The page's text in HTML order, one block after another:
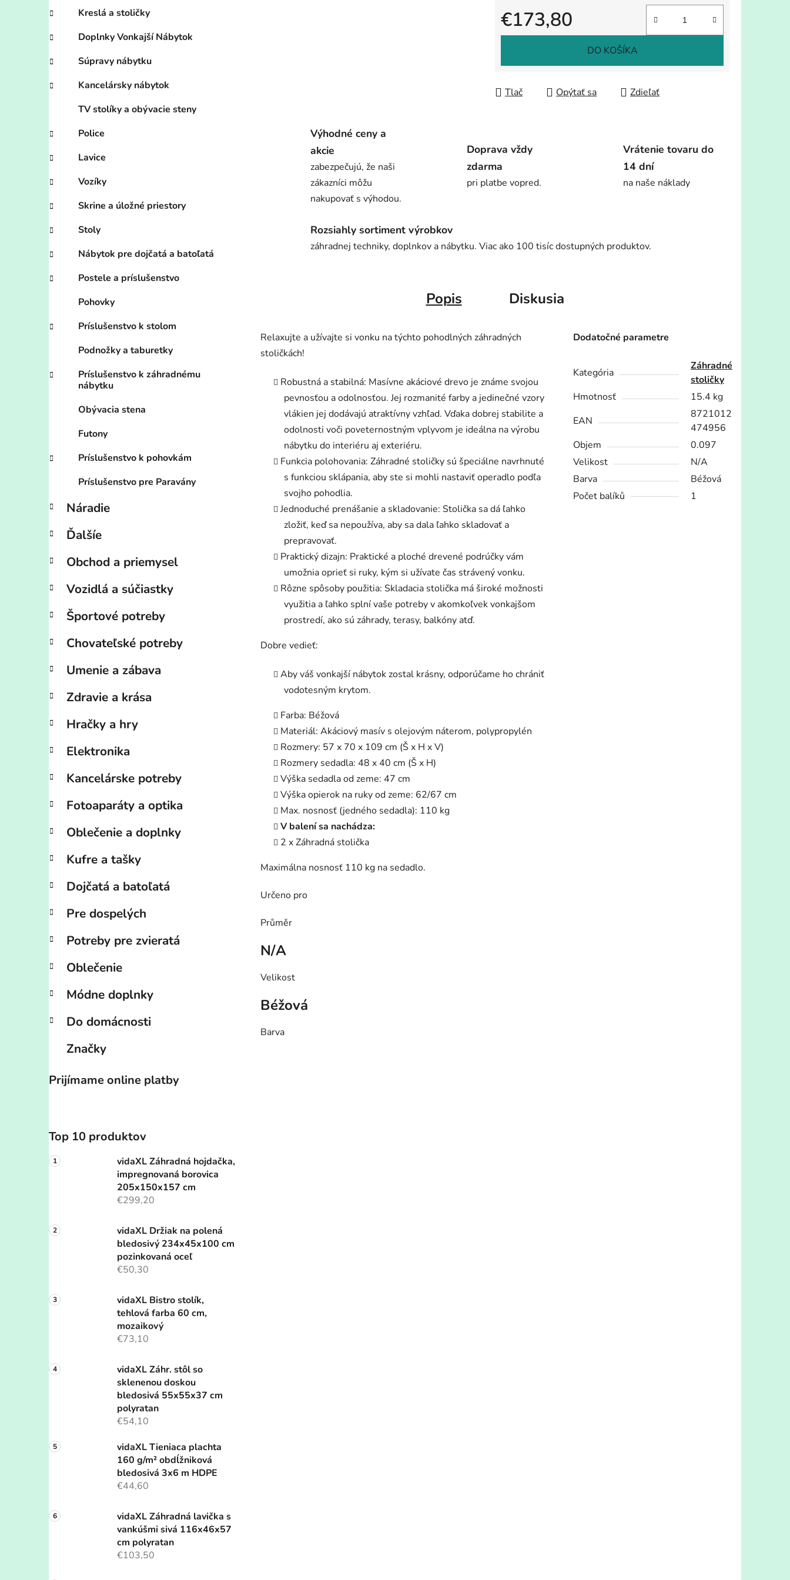
Kreslá a stoličky
Doplnky Vonkajší Nábytok
Súpravy nábytku
Kancelársky nábytok
TV stolíky a obývacie steny
Police
Lavice
Vozíky
Skrine a úložné priestory
Stoly
Nábytok pre dojčatá a batoľatá
Postele a príslušenstvo
Pohovky
Príslušenstvo k stolom
Podnožky a taburetky
Príslušenstvo k záhradnému
nábytku
Obývacia stena
Futony
Príslušenstvo k pohovkám
Príslušenstvo pre Paravány
Náradie
Ďalšíe
Obchod a priemysel
Vozidlá a súčiastky
Športové potreby
Chovateľské potreby
Umenie a zábava
Zdravie a krása
Hračky a hry
Elektronika
Kancelárske potreby
Fotoaparáty a optika
Oblečenie a doplnky
Kufre a tašky
Dojčatá a batoľatá
Pre dospelých
Potreby pre zvieratá
Oblečenie
Módne doplnky
Do domácnosti
Značky
Prijímame online platby
Top 10 produktov
vidaXL Záhradná hojdačka,
impregnovaná borovica
205x150x157 cm
€299,20
vidaXL Držiak na polená
bledosivý 234x45x100 cm
pozinkovaná oceľ
€50,30
vidaXL Bistro stolík,
tehlová farba 60 cm,
mozaikový
€73,10
vidaXL Záhr. stôl so
sklenenou doskou
bledosivá 55x55x37 cm
polyratan
€54,10
vidaXL Tieniaca plachta
160 g/m² obdĺžniková
bledosivá 3x6 m HDPE
€44,60
vidaXL Záhradná lavička s
vankúšmi sivá 116x46x57
cm polyratan
€103,50
€173,80
Jednotková cena:
DO KOŠÍKA
Tlač Opýtať sa Zdieľať
Výhodné ceny a
akcie
zabezpečujú, že naši
zákazníci môžu
nakupovať s výhodou.
Doprava vždy
zdarma
pri platbe vopred.
Vrátenie tovaru do
14 dní
na naše náklady
Rozsiahly sortiment výrobkov
záhradnej techniky, doplnkov a nábytku. Viac ako 100 tisíc dostupných produktov.
Popis Diskusia
Relaxujte a užívajte si vonku na týchto pohodlných záhradných
stoličkách!
Robustná a stabilná: Masívne akáciové drevo je známe svojou
pevnosťou a odolnosťou. Jej rozmanité farby a jedinečné vzory
vlákien jej dodávajú atraktívny vzhľad. Vďaka dobrej stabilite a
odolnosti voči poveternostným vplyvom je ideálna na výrobu
nábytku do interiéru aj exteriéru.
Funkcia polohovania: Záhradné stoličky sú špeciálne navrhnuté
s funkciou sklápania, aby ste si mohli nastaviť operadlo podľa
svojho pohodlia.
Jednoduché prenášanie a skladovanie: Stolička sa dá ľahko
zložiť, keď sa nepoužíva, aby sa dala ľahko skladovať a
prepravovať.
Praktický dizajn: Praktické a ploché drevené podrúčky vám
umožnia oprieť si ruky, kým si užívate čas strávený vonku.
Rôzne spôsoby použitia: Skladacia stolička má široké možnosti
využitia a ľahko splní vaše potreby v akomkoľvek vonkajšom
prostredí, ako sú záhrady, terasy, balkóny atď.
Dobre vedieť:
Aby váš vonkajší nábytok zostal krásny, odporúčame ho chrániť
vodotesným krytom.
Farba: Béžová
Materiál: Akáciový masív s olejovým náterom, polypropylén
Rozmery: 57 x 70 x 109 cm (Š x H x V)
Rozmery sedadla: 48 x 40 cm (Š x H)
Výška sedadla od zeme: 47 cm
Výška opierok na ruky od zeme: 62/67 cm
Max. nosnosť (jedného sedadla): 110 kg
V balení sa nachádza:
2 x Záhradná stolička
Maximálna nosnosť 110 kg na sedadlo.
Určeno pro
Průměr
N/A
Velikost
Béžová
Barva
Dodatočné parametre
Kategória
Záhradné
stoličky
Hmotnosť
15.4 kg
EAN
8721012
474956
Objem
0.097
Velikost
N/A
Barva
Béžová
Počet balíků
1